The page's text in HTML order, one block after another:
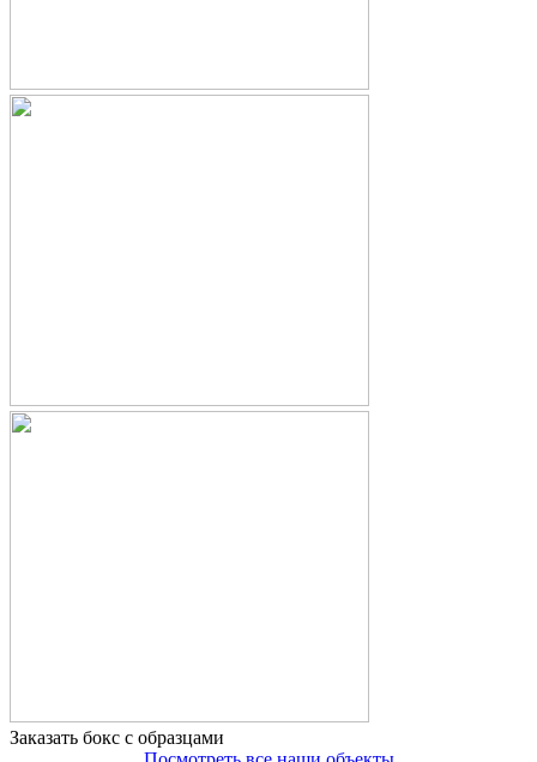
Заказать бокс с образцами